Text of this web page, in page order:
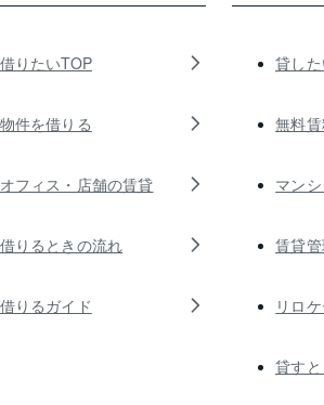
借りたいTOP
物件を借りる
オフィス・店舗の賃貸
借りるときの流れ
借りるガイド
貸し
無料
マン
賃貸
リロ
貸す